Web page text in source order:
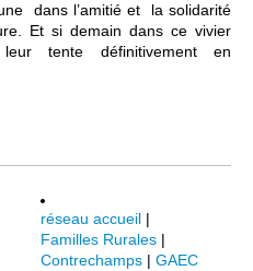
dans l’amitié et la solidarité
Et si demain dans ce vivier
tente définitivement en
réseau accueil |
Familles Rurales |
Contrechamps | GAEC